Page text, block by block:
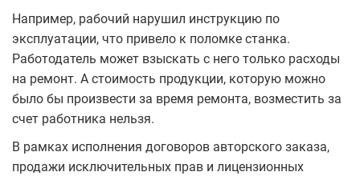
Например, рабочий нарушил инструкцию по
эксплуатации, что привело к поломке станка.
Работодатель может взыскать с него только расходы
на ремонт. А стоимость продукции, которую можно
было бы произвести за время ремонта, возместить за
счет работника нельзя.
В рамках исполнения договоров авторского заказа,
продажи исключительных прав и лицензионных